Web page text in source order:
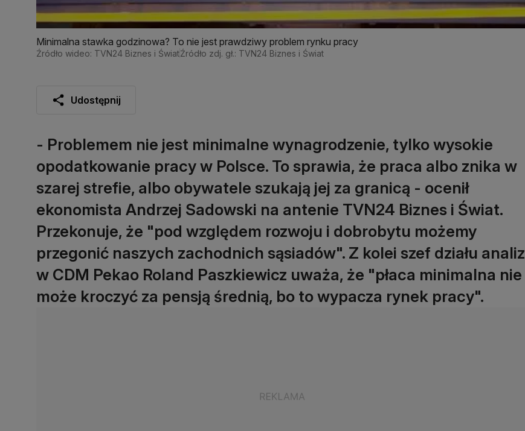
Minimalna stawka godzinowa? To nie jest prawdziwy problem rynku pracy
Źródło wideo: TVN24 Biznes i ŚwiatŹródło zdj. gł.: TVN24 Biznes i Świat
Udostępnij
- Problemem nie jest minimalne wynagrodzenie, tylko wysokie
opodatkowanie pracy w Polsce. To sprawia, że praca albo znika w
szarej strefie, albo obywatele szukają jej za granicą - ocenił
ekonomista Andrzej Sadowski na antenie TVN24 Biznes i Świat.
Przekonuje, że "pod względem rozwoju i dobrobytu możemy
przegonić naszych zachodnich sąsiadów". Z kolei szef działu analiz
w CDM Pekao Roland Paszkiewicz uważa, że "płaca minimalna nie
może kroczyć za pensją średnią, bo to wypacza rynek pracy".